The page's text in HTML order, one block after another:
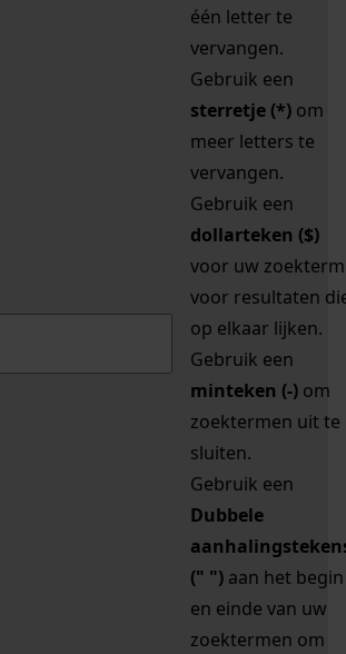
één letter te
vervangen.
Gebruik een
sterretje (*) om
meer letters te
vervangen.
Gebruik een
dollarteken ($)
voor uw zoekterm
voor resultaten
op elkaar lijken.
Gebruik een
minteken (-) om
zoektermen uit te
sluiten.
Gebruik een
Dubbele
(" ") aan het begin
en einde van uw
zoektermen om